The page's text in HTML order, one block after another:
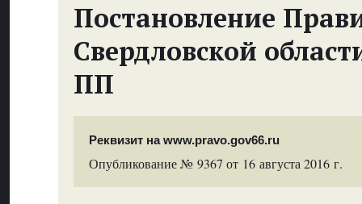
Постановление
Свердловской
ПП
Реквизит на www.pravo.gov66.ru
Опубликование № 9367 от 16 августа 2016 г.